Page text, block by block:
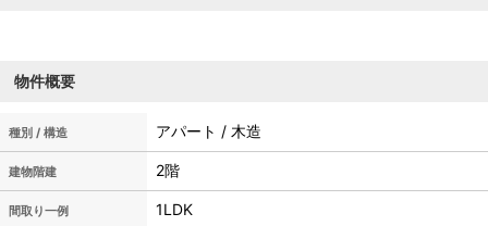
物件概要
種別 / 構造 アパート / 木造
建物階建 2階
間取り一例 1LDK